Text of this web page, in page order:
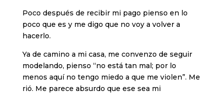
Poco después de recibir mi pago pienso en lo
poco que es y me digo que no voy a volver a
hacerlo.
Ya de camino a mi casa, me convenzo de seguir
modelando, pienso “no está tan mal; por lo
menos aquí no tengo miedo a que me violen”. Me
rió. Me parece absurdo que ese sea mi